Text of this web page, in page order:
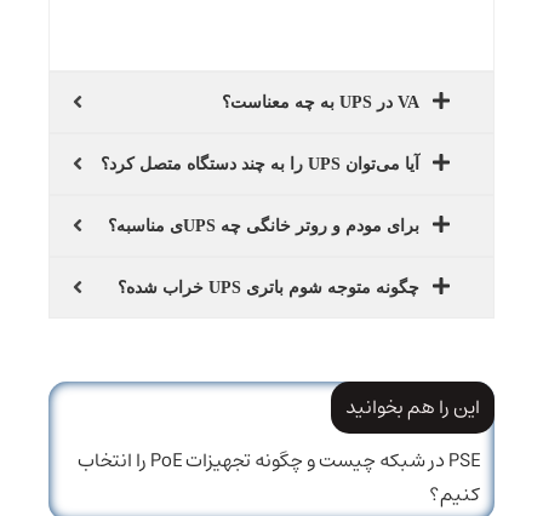
VA در UPS به چه معناست؟
آیا می‌توان UPS را به چند دستگاه متصل کرد؟
برای مودم و روتر خانگی چه UPSی مناسبه؟
چگونه متوجه شوم باتری UPS خراب شده؟
این را هم بخوانید
PSE در شبکه چیست و چگونه تجهیزات PoE را انتخاب
کنیم؟